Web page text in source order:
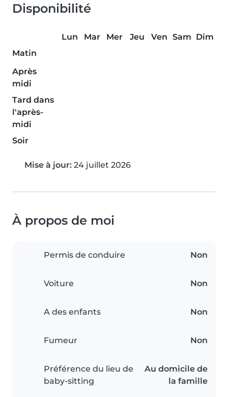
Disponibilité
Lun Mar Mer Jeu Ven Sam Dim
Matin
Après
midi
Tard dans
l'après-
midi
Soir
Mise à jour: 24 juillet 2026
À propos de moi
Permis de conduire Non
Voiture Non
A des enfants Non
Fumeur Non
Préférence du lieu de
baby-sitting
Au domicile de
la famille